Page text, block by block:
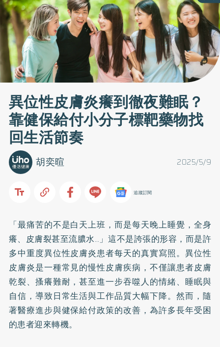
異位性皮膚炎癢到徹夜難眠？
靠健保給付小分子標靶藥物找
回生活節奏
2025/5/9
胡奕暄
追蹤訂閱
「最痛苦的不是白天上班，而是每天晚上睡覺，全身
癢、皮膚裂甚至流膿水…」這不是誇張的形容，而是許
多中重度異位性皮膚炎患者每天的真實寫照。異位性
皮膚炎是一種常見的慢性皮膚疾病，不僅讓患者皮膚
乾裂、搔癢難耐，甚至進一步吞噬人的情緒、睡眠與
自信，導致日常生活與工作品質大幅下降。然而，隨
著醫療進步與健保給付政策的改善，為許多長年受困
的患者迎來轉機。